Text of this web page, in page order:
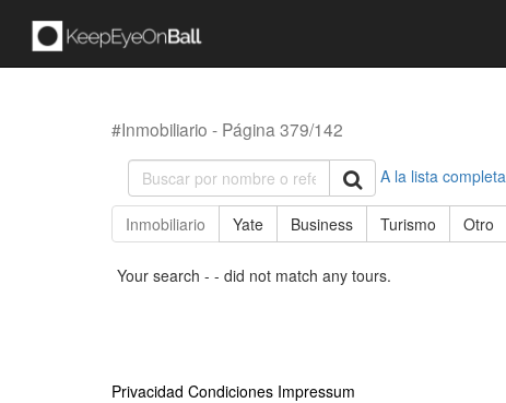
#Inmobiliario - Página 379/142
A la lista completa
Inmobiliario Yate Business Turismo Otro
Your search - - did not match any tours.
Privacidad Condiciones Impressum